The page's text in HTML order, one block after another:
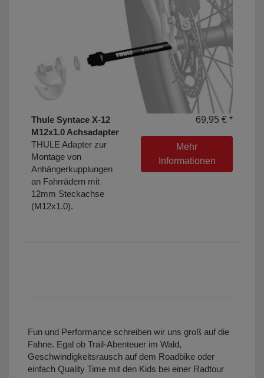
Thule Syntace X-12
M12x1.0 Achsadapter
THULE Adapter zur
Montage von
Anhängerkupplungen
an Fahrrädern mit
12mm Steckachse
(M12x1.0).
69,95 € *
Mehr
Informationen
Fun und Performance schreiben wir uns groß auf die
Fahne. Egal ob Trail-Abenteuer im Wald,
Geschwindigkeitsrausch auf dem Roadbike oder
einfach Quality Time mit den Kids bei einer Radtour